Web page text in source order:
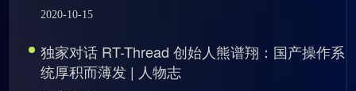
2020-10-15
独家对话 RT-Thread 创始人熊谱翔：国产操作系
统厚积而薄发 | 人物志